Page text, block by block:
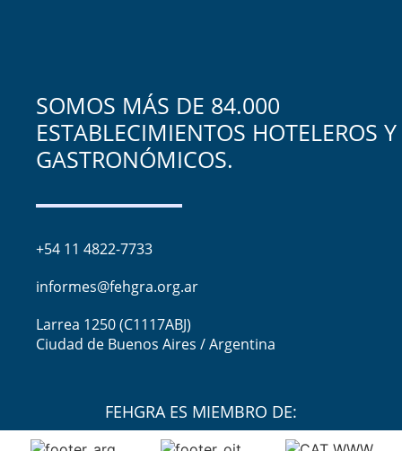
SOMOS MÁS DE 84.000
ESTABLECIMIENTOS HOTELEROS Y
GASTRONÓMICOS.
+54 11 4822-7733
informes@fehgra.org.ar
Larrea 1250 (C1117ABJ)
Ciudad de Buenos Aires / Argentina
FEHGRA ES MIEMBRO DE: